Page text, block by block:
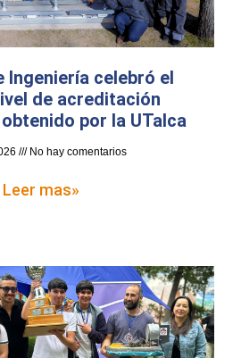
Ingeniería celebró el
de acreditación
por la UTalca
No hay comentarios
Leer mas»